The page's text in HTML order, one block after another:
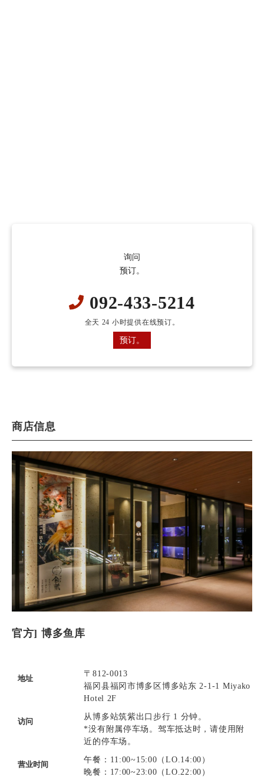
询问
预订。
092-433-5214
全天 24 小时提供在线预订。
预订。
商店信息
官方] 博多鱼库
地址
〒812-0013
福冈县福冈市博多区博多站东 2-1-1 Miyako
Hotel 2F
访问
从博多站筑紫出口步行 1 分钟。
*没有附属停车场。驾车抵达时，请使用附
近的停车场。
营业时间
午餐：11:00~15:00（LO.14:00）
晚餐：17:00~23:00（LO.22:00）